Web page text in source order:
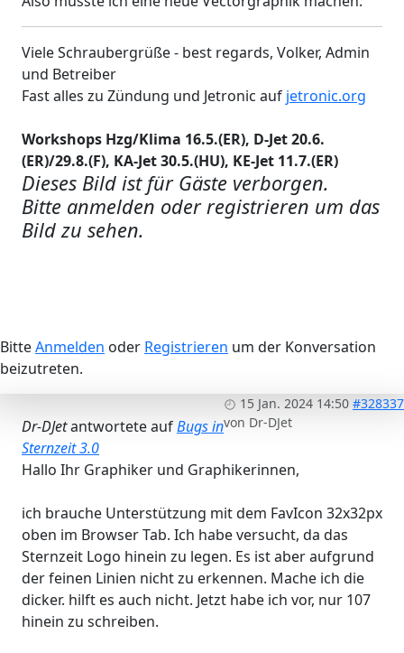
Viele Schraubergrüße - best regards, Volker, Admin
und Betreiber
Fast alles zu Zündung und Jetronic auf jetronic.org
Workshops Hzg/Klima 16.5.(ER), D-Jet 20.6.
(ER)/29.8.(F), KA-Jet 30.5.(HU), KE-Jet 11.7.(ER)
Dieses Bild ist für Gäste verborgen.
Bitte anmelden oder registrieren um das
Bild zu sehen.
BitteAnmelden oder Registrieren um der Konversation
beizutreten.
15 Jan. 2024 14:50 #328337
von Dr-DJet
Dr-DJetantwortete aufBugs in
Sternzeit 3.0
Hallo Ihr Graphiker und Graphikerinnen,
ich brauche Unterstützung mit dem FavIcon 32x32px
oben im Browser Tab. Ich habe versucht, da das
Sternzeit Logo hinein zu legen. Es ist aber aufgrund
der feinen Linien nicht zu erkennen. Mache ich die
dicker. hilft es auch nicht. Jetzt habe ich vor, nur 107
hinein zu schreiben.